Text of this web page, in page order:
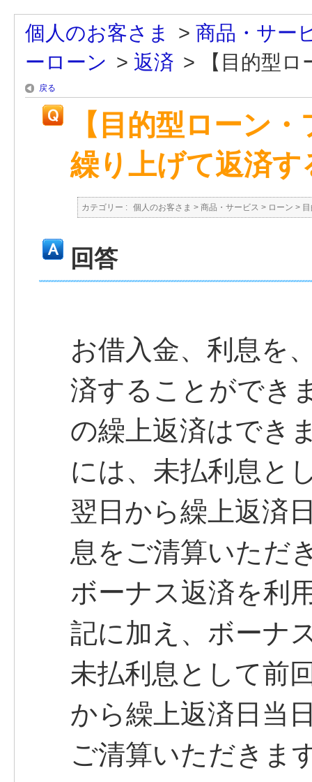
個人のお客さま > 商品・サー
ーローン > 返済 > 【目的型
戻る
【目的型ローン
繰り上げて返済
カテゴリー : 個人のお客さま > 商品・サービス > ローン >
回答
お借入金、利息を
済することができ
の繰上返済はでき
には、未払利息と
翌日から繰上返済
息をご清算いただ
ボーナス返済を利
記に加え、ボーナ
未払利息として前
から繰上返済日当
ご清算いただきま